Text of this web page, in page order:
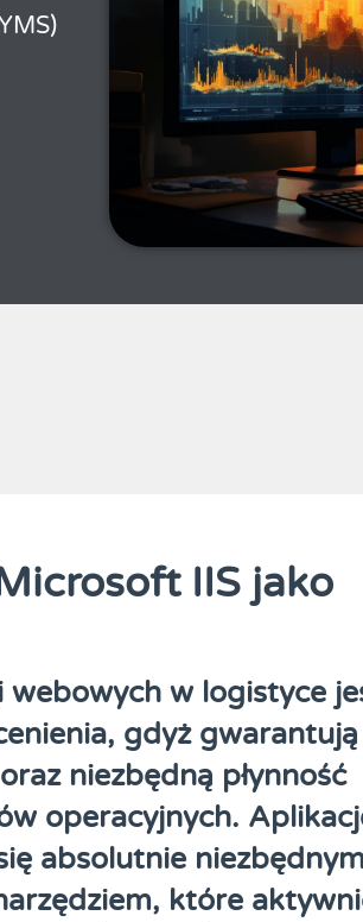
IIS jako
webowych w logistyce
gdyż
niezbędną płynność
operacyjnych.
absolutnie
które